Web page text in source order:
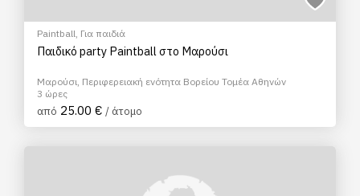
Paintball, Για παιδιά
Παιδικό party Paintball στο Μαρούσι
Μαρούσι, Περιφερειακή ενότητα Βορείου Τομέα Αθηνών
3 ώρες
από 25.00 € / άτομο